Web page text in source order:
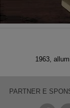
1963,
PARTNER E